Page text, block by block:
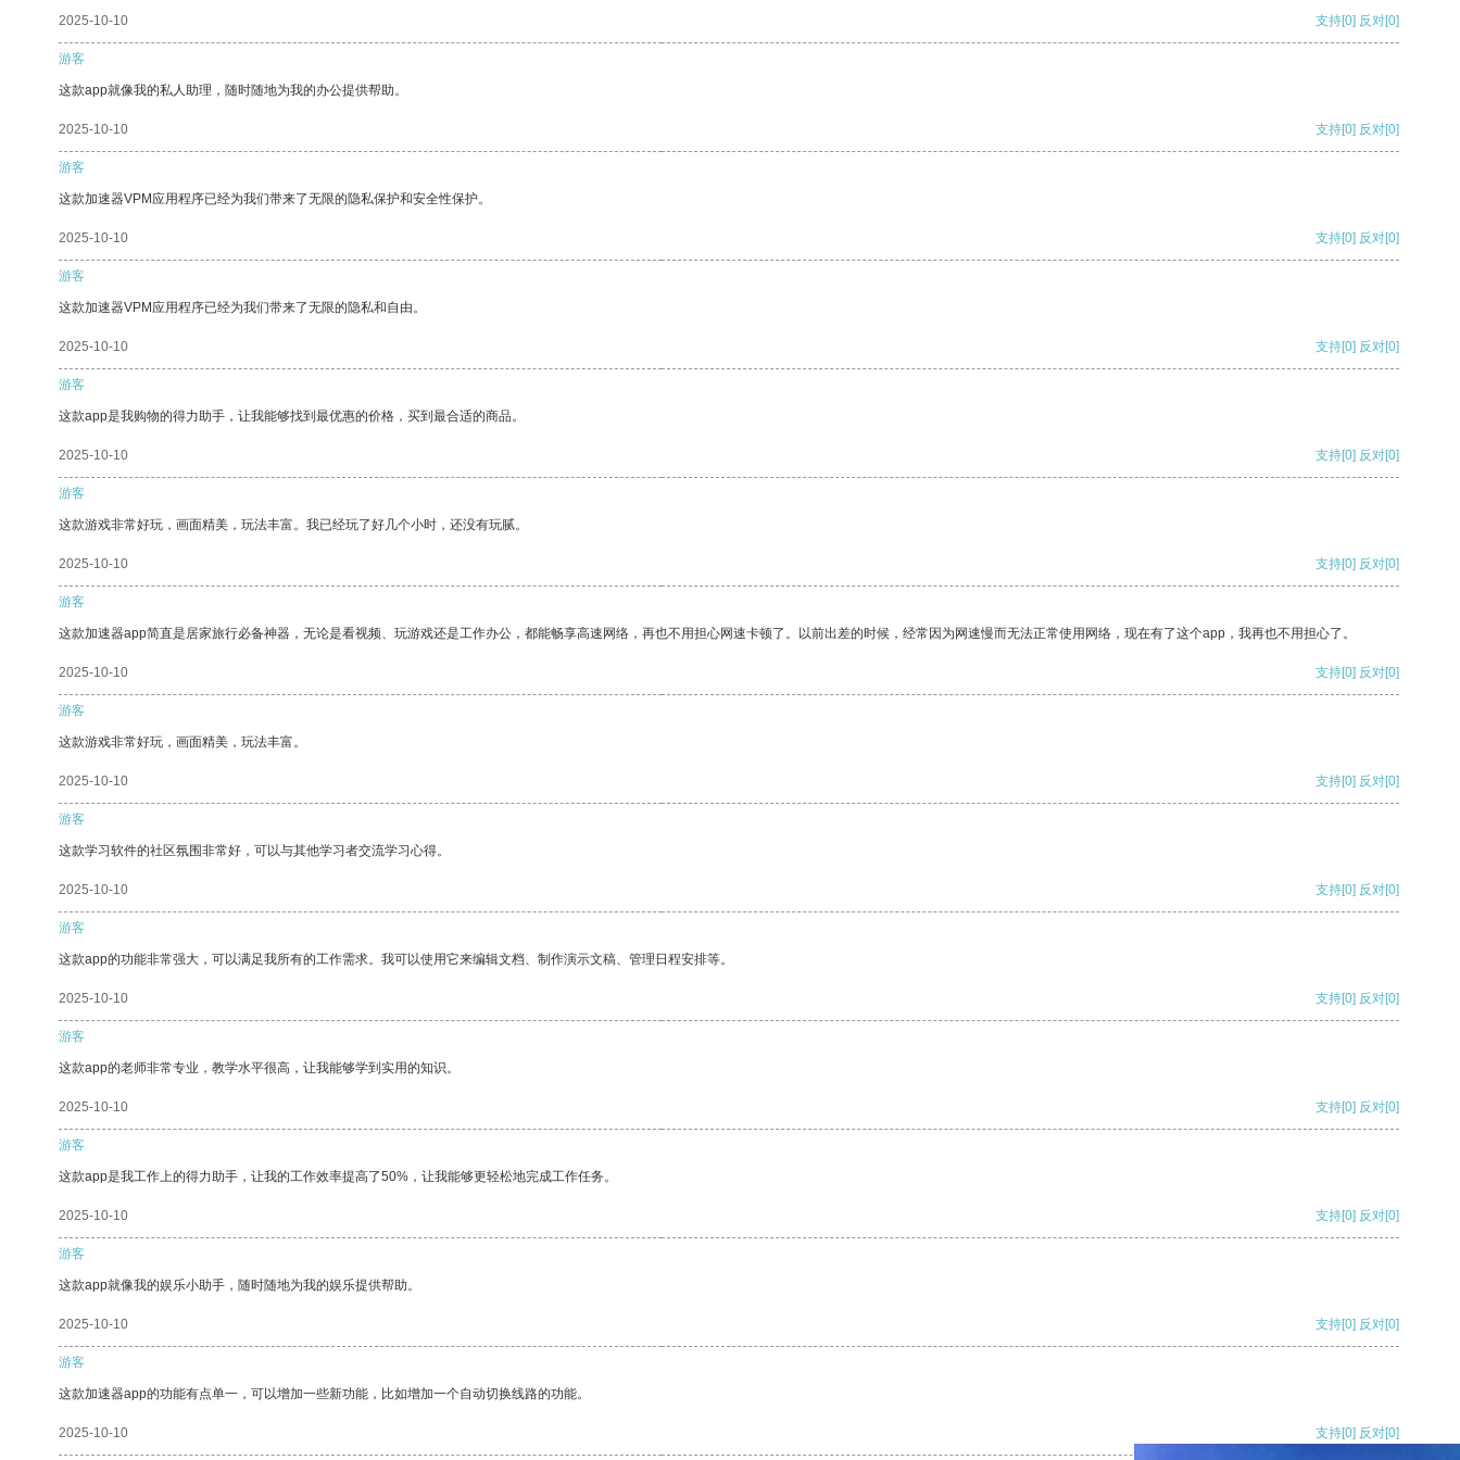
2025-10-10 支持[0] 反对[0]
游客
这款app就像我的私人助理，随时随地为我的办公提供帮助。
2025-10-10 支持[0] 反对[0]
游客
这款加速器VPM应用程序已经为我们带来了无限的隐私保护和安全性保护。
2025-10-10 支持[0] 反对[0]
游客
这款加速器VPM应用程序已经为我们带来了无限的隐私和自由。
2025-10-10 支持[0] 反对[0]
游客
这款app是我购物的得力助手，让我能够找到最优惠的价格，买到最合适的商品。
2025-10-10 支持[0] 反对[0]
游客
这款游戏非常好玩，画面精美，玩法丰富。我已经玩了好几个小时，还没有玩腻。
2025-10-10 支持[0] 反对[0]
游客
这款加速器app简直是居家旅行必备神器，无论是看视频、玩游戏还是工作办公，都能畅享高速网络，再也不用担心网速卡顿了。以前出差的时候，经常因为网速慢而无法正常使用网络，现在有了这个app，我再也不用担心了。
2025-10-10 支持[0] 反对[0]
游客
这款游戏非常好玩，画面精美，玩法丰富。
2025-10-10 支持[0] 反对[0]
游客
这款学习软件的社区氛围非常好，可以与其他学习者交流学习心得。
2025-10-10 支持[0] 反对[0]
游客
这款app的功能非常强大，可以满足我所有的工作需求。我可以使用它来编辑文档、制作演示文稿、管理日程安排等。
2025-10-10 支持[0] 反对[0]
游客
这款app的老师非常专业，教学水平很高，让我能够学到实用的知识。
2025-10-10 支持[0] 反对[0]
游客
这款app是我工作上的得力助手，让我的工作效率提高了50%，让我能够更轻松地完成工作任务。
2025-10-10 支持[0] 反对[0]
游客
这款app就像我的娱乐小助手，随时随地为我的娱乐提供帮助。
2025-10-10 支持[0] 反对[0]
游客
这款加速器app的功能有点单一，可以增加一些新功能，比如增加一个自动切换线路的功能。
2025-10-10 支持[0] 反对[0]